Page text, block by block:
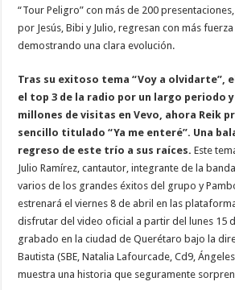
“Tour Peligro” con más de 200
por Jesús, Bibi y Julio, regresan con más
demostrando una clara evolución.
Tras su exitoso tema “Voy a olvidarte”,
el top 3 de la radio por un largo periodo y
millones de visitas en Vevo, ahora Reik
sencillo titulado “Ya me enteré”. Una
regreso de este trío a sus raíces. Este
Julio Ramírez, cantautor, integrante de la
varios de los grandes éxitos del grupo y
estrenará el viernes 8 de abril en las
disfrutar del video oficial a partir del lunes 15
grabado en la ciudad de Querétaro bajo la
Bautista (SBE, Natalia Lafourcade, Cd9,
muestra una historia que seguramente